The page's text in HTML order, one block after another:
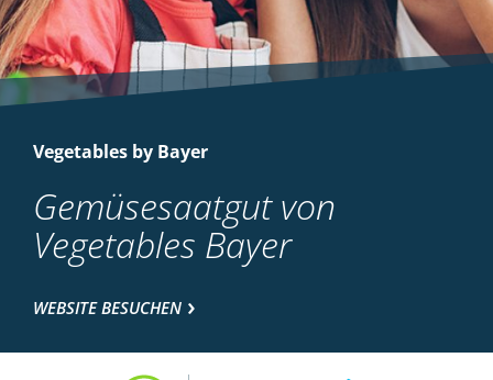
Vegetables by Bayer
Gemüsesaatgut von
Vegetables Bayer
WEBSITE BESUCHEN